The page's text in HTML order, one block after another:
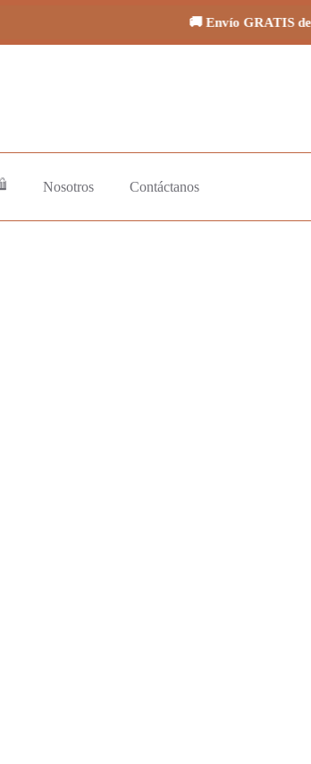
🚚 Envío GRATIS desde S/
Nosotros Contáctanos